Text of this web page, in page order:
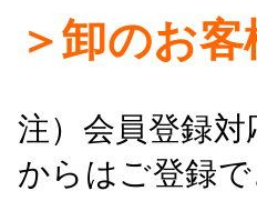
＞卸のお
注）会員登録
からはご登録で